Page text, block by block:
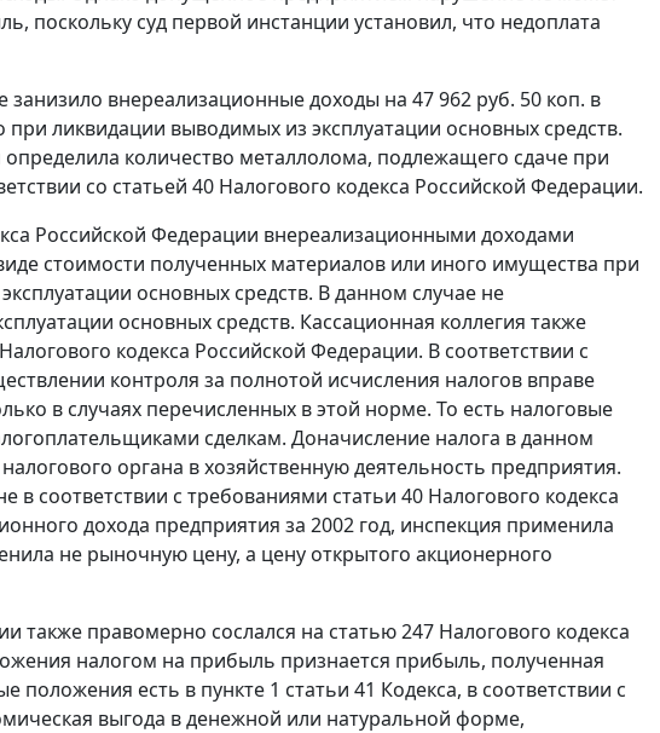
поскольку суд первой инстанции установил, что недоплата
внереализационные доходы на 47 962 руб. 50 коп. в
ликвидации выводимых из эксплуатации основных средств.
количество металлолома, подлежащего сдаче при
со статьей 40 Налогового кодекса Российской Федерации.
Российской Федерации внереализационными доходами
стоимости полученных материалов или иного имущества при
основных средств. В данном случае не
основных средств. Кассационная коллегия также
Налогового кодекса Российской Федерации. В соответствии с
контроля за полнотой исчисления налогов вправе
в случаях перечисленных в этой норме. То есть налоговые
сделкам. Доначисление налога в данном
органа в хозяйственную деятельность предприятия.
в соответствии с требованиями статьи 40 Налогового кодекса
дохода предприятия за 2002 год, инспекция применила
не рыночную цену, а цену открытого акционерного
также правомерно сослался на статью 247 Налогового кодекса
налогом на прибыль признается прибыль, полученная
положения есть в пункте 1 статьи 41 Кодекса, в соответствии с
выгода в денежной или натуральной форме,